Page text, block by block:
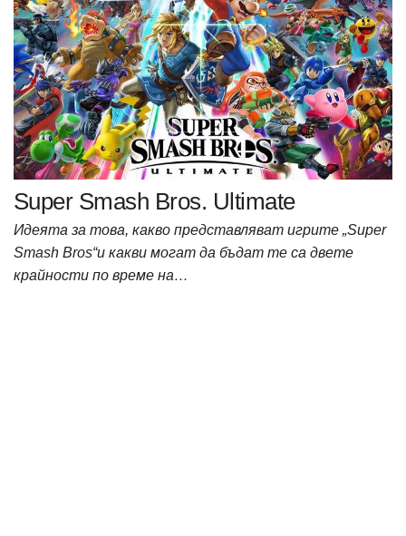
Super Smash Bros. Ultimate
Идеята за това, какво представляват игрите „Super
Smash Bros“и какви могат да бъдат те са двете
крайности по време на…